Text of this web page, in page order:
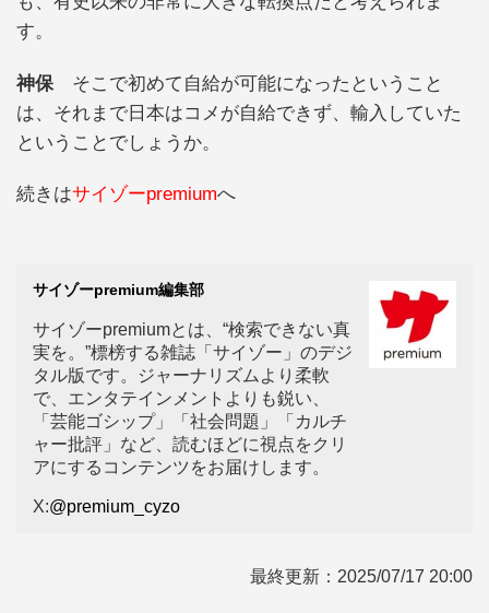
す。
神保そこで初めて自給が可能になったということ
は、それまで日本はコメが自給できず、輸入していた
ということでしょうか。
続きはサイゾーpremiumへ
サイゾーpremium編集部
サイゾーpremiumとは、“検索できない真
実を。”標榜する雑誌「サイゾー」のデジ
タル版です。ジャーナリズムより柔軟
で、エンタテインメントよりも鋭い、
「芸能ゴシップ」「社会問題」「カルチ
ャー批評」など、読むほどに視点をクリ
アにするコンテンツをお届けします。
X:@premium_cyzo
最終更新： 2025/07/17 20:00